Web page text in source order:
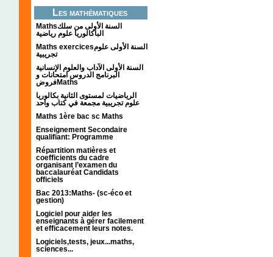
Les mathématiques
Mathsالسنة الأولى من سلك
الباكالوريا علوم رياضية
Maths exercicesالسنة الأولى علوم
تجريبية
السنة الأولى الآداب والعلوم الإنسانية
البرنامج الدروس امتحانات و
فروضMaths
الرياضيات لمستوى الثانية بكالوريا
علوم تجريبية مجمعة في كتاب واحد
Maths 1ère bac sc Maths
Enseignement Secondaire
qualifiant: Programme
Répartition matières et
coefficients du cadre
organisant l’examen du
baccalauréat Candidats
officiels
Bac 2013:Maths- (sc-éco et
gestion)
Logiciel pour aider les
enseignants à gérer facilement
et efficacement leurs notes.
Logiciels,tests, jeux...maths,
sciences...